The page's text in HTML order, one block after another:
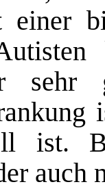
einer
sehr
ist.
auch